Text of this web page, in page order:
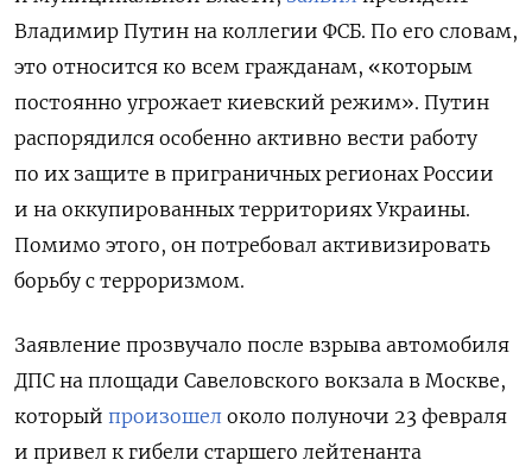
Владимир Путин на коллегии ФСБ. По его словам,
это относится ко всем гражданам, «которым
постоянно угрожает киевский режим». Путин
распорядился особенно активно вести работу
по их защите в приграничных регионах России
и на оккупированных территориях Украины.
Помимо этого, он потребовал активизировать
борьбу с терроризмом.
Заявление прозвучало после взрыва автомобиля
ДПС на площади Савеловского вокзала в Москве,
который произошел около полуночи 23 февраля
и привел к гибели старшего лейтенанта